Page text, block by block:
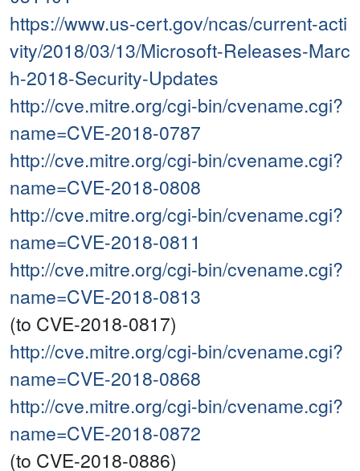
https://www.us-cert.gov/ncas/current-acti
vity/2018/03/13/Microsoft-Releases-Marc
h-2018-Security-Updates
http://cve.mitre.org/cgi-bin/cvename.cgi?
name=CVE-2018-0787
http://cve.mitre.org/cgi-bin/cvename.cgi?
name=CVE-2018-0808
http://cve.mitre.org/cgi-bin/cvename.cgi?
name=CVE-2018-0811
http://cve.mitre.org/cgi-bin/cvename.cgi?
name=CVE-2018-0813
(to CVE-2018-0817)
http://cve.mitre.org/cgi-bin/cvename.cgi?
name=CVE-2018-0868
http://cve.mitre.org/cgi-bin/cvename.cgi?
name=CVE-2018-0872
(to CVE-2018-0886)